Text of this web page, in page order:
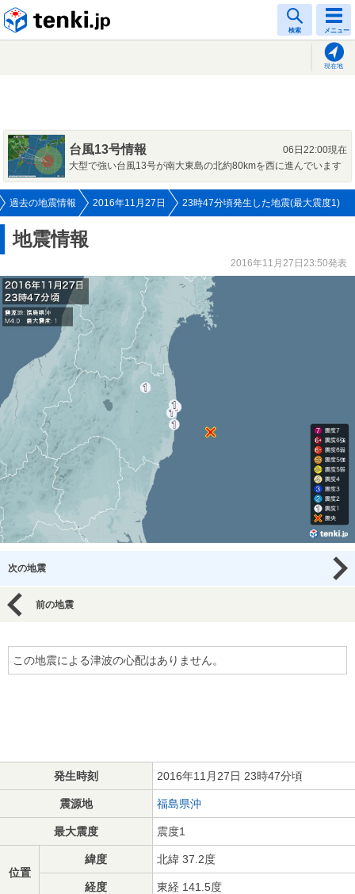
検索 メニュー
現在地
台風13号情報
06日22:00現在
大型で強い台風13号が南大東島の北約80kmを西に進んでいます
過去の地震情報 2016年11月27日 23時47分頃発生した地震(最大震度1)
地震情報
2016年11月27日23:50発表
次の地震
前の地震
この地震による津波の心配はありません。
発生時刻 2016年11月27日 23時47分頃
震源地 福島県沖
最大震度 震度1
位置
緯度 北緯 37.2度
経度 東経 141.5度